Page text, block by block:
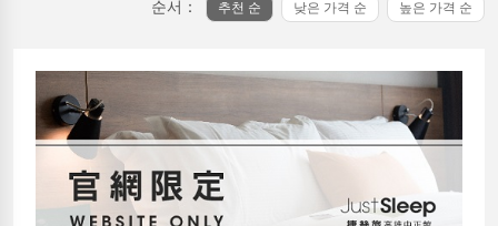
순서： 추천 순 낮은 가격 순 높은 가격 순